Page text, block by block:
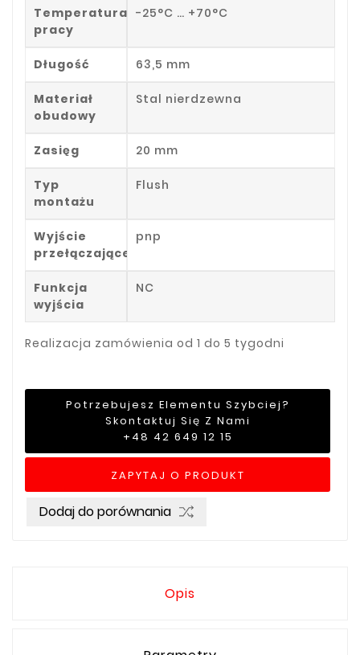
Temperatura
pracy
-25°C … +70°C
Długość 63,5 mm
Materiał
obudowy
Stal nierdzewna
Zasięg 20 mm
Typ
montażu
Flush
Wyjście
przełączające
pnp
Funkcja
wyjścia
NC
Realizacja zamówienia od 1 do 5 tygodni
Potrzebujesz Elementu Szybciej?
Skontaktuj Się Z Nami
+48 42 649 12 15
ZAPYTAJ O PRODUKT
Dodaj do porównania
Opis